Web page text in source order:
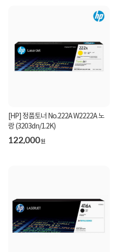
[HP] 정품토너 No.222A W2222A 노
랑 (3203dn/1.2K)
122,000원